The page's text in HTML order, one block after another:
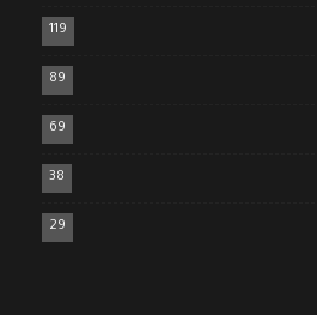
119
89
69
38
29